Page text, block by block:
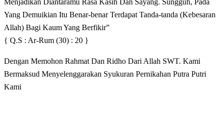
Yang Demuikian Itu Benar-benar Terdapat Tanda-tanda (Kebesaran
Allah) Bagi Kaum Yang Berfikir”
{ Q.S : Ar-Rum (30) : 20 }
Dengan Memohon Rahmat Dan Ridho Dari Allah SWT. Kami
Bermaksud Menyelenggarakan Syukuran Pernikahan Putra Putri
Kami